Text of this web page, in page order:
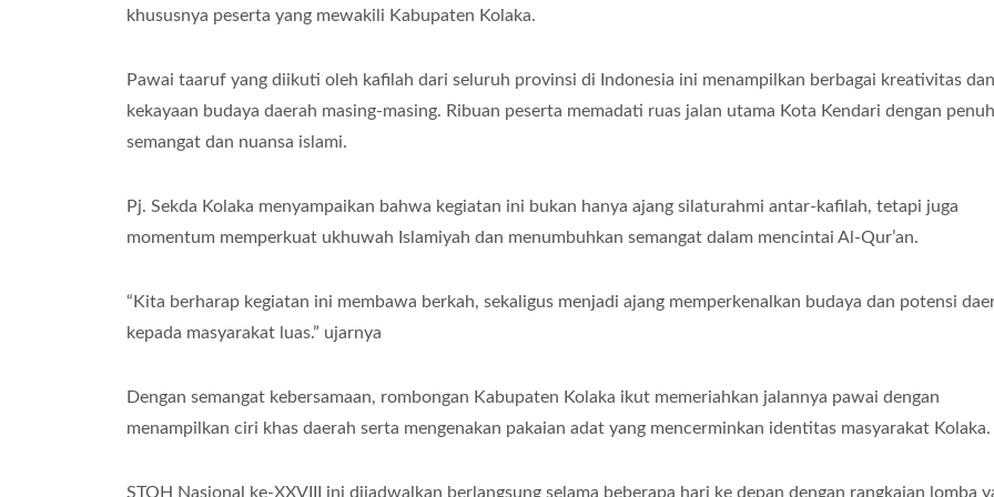
khususnya peserta yang mewakili Kabupaten Kolaka.
Pawai taaruf yang diikuti oleh kafilah dari seluruh provinsi di Indonesia ini menampilkan berbagai kreativitas dan
kekayaan budaya daerah masing-masing. Ribuan peserta memadati ruas jalan utama Kota Kendari dengan penuh
semangat dan nuansa islami.
Pj. Sekda Kolaka menyampaikan bahwa kegiatan ini bukan hanya ajang silaturahmi antar-kafilah, tetapi juga
momentum memperkuat ukhuwah Islamiyah dan menumbuhkan semangat dalam mencintai Al-Qur’an.
“Kita berharap kegiatan ini membawa berkah, sekaligus menjadi ajang memperkenalkan budaya dan potensi
kepada masyarakat luas.” ujarnya
Dengan semangat kebersamaan, rombongan Kabupaten Kolaka ikut memeriahkan jalannya pawai dengan
menampilkan ciri khas daerah serta mengenakan pakaian adat yang mencerminkan identitas masyarakat Kolaka.
STQH Nasional ke-XXVIII ini dijadwalkan berlangsung selama beberapa hari ke depan dengan rangkaian lomba